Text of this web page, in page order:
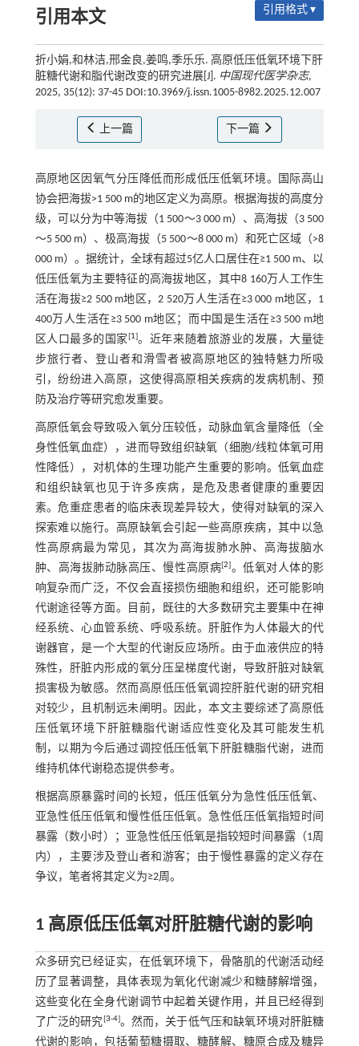
引用本文 引用格式 ▾
折小娟,和林洁,邢金良,姜鸣,季乐乐. 高原低压低氧环境下肝
脏糖代谢和脂代谢改变的研究进展[J]. 中国现代医学杂志,
2025, 35(12): 37-45 DOI:10.3969/j.issn.1005-8982.2025.12.007
上一篇 下一篇
高原地区因氧气分压降低而形成低压低氧环境。国际高山
协会把海拔>1 500 m的地区定义为高原。根据海拔的高度分
级，可以分为中等海拔（1 500～3 000 m）、高海拔（3 500
～5 500 m）、极高海拔（5 500～8 000 m）和死亡区域（>8
000 m）。据统计，全球有超过5亿人口居住在≥1 500 m、以
低压低氧为主要特征的高海拔地区，其中8 160万人工作生
活在海拔≥2 500 m地区，2 520万人生活在≥3 000 m地区，1
400万人生活在≥3 500 m地区；而中国是生活在≥3 500 m地
区人口最多的国家 [1]。近年来随着旅游业的发展，大量徒
步旅行者、登山者和滑雪者被高原地区的独特魅力所吸
引，纷纷进入高原，这使得高原相关疾病的发病机制、预
防及治疗等研究愈发重要。
高原低氧会导致吸入氧分压较低，动脉血氧含量降低（全
身性低氧血症），进而导致组织缺氧（细胞/线粒体氧可用
性降低），对机体的生理功能产生重要的影响。低氧血症
和组织缺氧也见于许多疾病，是危及患者健康的重要因
素。危重症患者的临床表现差异较大，使得对缺氧的深入
探索难以施行。高原缺氧会引起一些高原疾病，其中以急
性高原病最为常见，其次为高海拔肺水肿、高海拔脑水
肿、高海拔肺动脉高压、慢性高原病[2]。低氧对人体的影
响复杂而广泛，不仅会直接损伤细胞和组织，还可能影响
代谢途径等方面。目前，既往的大多数研究主要集中在神
经系统、心血管系统、呼吸系统。肝脏作为人体最大的代
谢器官，是一个大型的代谢反应场所。由于血液供应的特
殊性，肝脏内形成的氧分压呈梯度代谢，导致肝脏对缺氧
损害极为敏感。然而高原低压低氧调控肝脏代谢的研究相
对较少，且机制远未阐明。因此，本文主要综述了高原低
压低氧环境下肝脏糖脂代谢适应性变化及其可能发生机
制，以期为今后通过调控低压低氧下肝脏糖脂代谢，进而
维持机体代谢稳态提供参考。
根据高原暴露时间的长短，低压低氧分为急性低压低氧、
亚急性低压低氧和慢性低压低氧。急性低压低氧指短时间
暴露（数小时）；亚急性低压低氧是指较短时间暴露（1周
内），主要涉及登山者和游客；由于慢性暴露的定义存在
争议，笔者将其定义为≥2周。
1 高原低压低氧对肝脏糖代谢的影响
众多研究已经证实，在低氧环境下，骨骼肌的代谢活动经
历了显著调整，具体表现为氧化代谢减少和糖酵解增强，
这些变化在全身代谢调节中起着关键作用，并且已经得到
了广泛的研究[3-4]。然而，关于低气压和缺氧环境对肝脏糖
代谢的影响，包括葡萄糖摄取、糖酵解、糖原合成及糖异